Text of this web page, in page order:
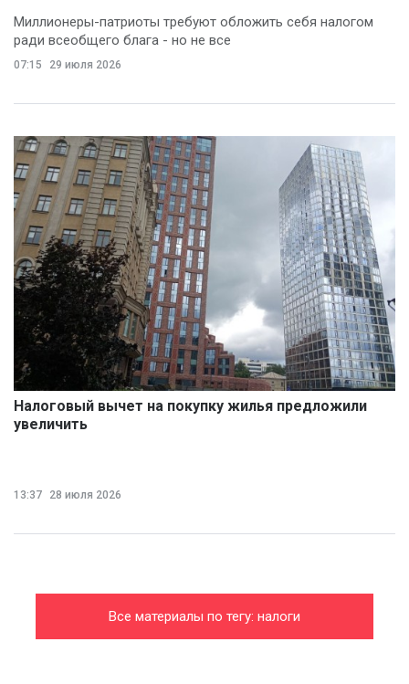
Миллионеры-патриоты требуют обложить себя налогом
ради всеобщего блага - но не все
07:15 29 июля 2026
Налоговый вычет на покупку жилья предложили
увеличить
13:37 28 июля 2026
Все материалы по тегу: налоги